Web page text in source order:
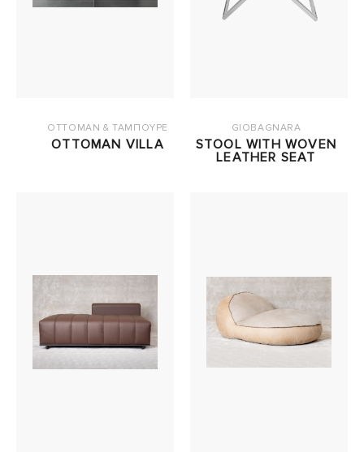
OTTOMAN & ΤΑΜΠΟΥΡΕ
OTTOMAN VILLA
GIOBAGNARA
STOOL WITH WOVEN
LEATHER SEAT